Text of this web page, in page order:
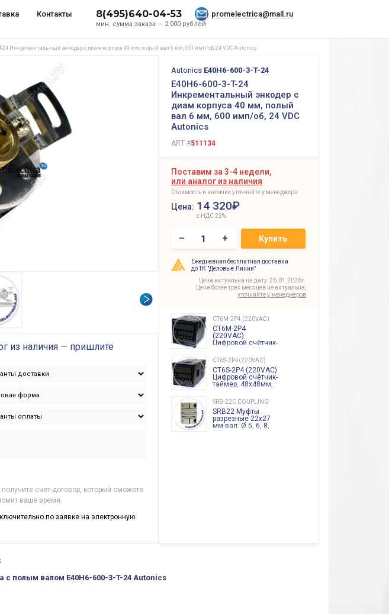
Контакты
мин. сумма заказа — 2.000 рублей
8(495)640-04-53 promelectrica@mail.ru
T-24 Инкрементальный энкодер с диам корпуса 40 мм, полый вал 6 мм, 600 имп/об, 24 VDC Autonics
Autonics E40H6-600-3-T-24
E40H6-600-3-T-24
Инкрементальный энкодер с
диам корпуса 40 мм, полый
вал 6 мм, 600 имп/об, 24 VDC
Autonics
ART #511134
Поставим за 3-4 недели,
или аналог из наличия
Стоимость и наличие уточняйте у менеджера
Цена: 14 320₽
с НДС 22%
– + Купить
Ежедневная бесплатная доставка
до ТК "Деловые Линии"
Цена актуальна на дату: 26.01.2026г.
Цена более трех месяцев не актуальна,
уточняйте у менеджеров
CT6M-2P4 (220VAC)
CT6M-2P4
(220VAC)
Цифровой счётчик-
таймер, 72х72мм,
2 индикатора по 6
разрядов, сброс,
счёт групп, 2
выхода, 100-
240VA Autonics
CT6S-2P4(220VAC)
CT6S-2P4 (220VAC)
Цифровой счётчик-
таймер, 48х48мм,
2 индикатора по 6
разрядов, сброс,
счёт групп, 2
выхода, 100-
240VA Autonics
SRB-22C COUPLING 1,7Nm
SRB22 Муфты
разрезные 22х27
мм вал: Ø 5, 6, 8,
10 mm
из наличия — пришлите
счет-договор, который сможете
ваше время.
по заявке на электронную
с полым валом E40H6-600-3-T-24 Autonics